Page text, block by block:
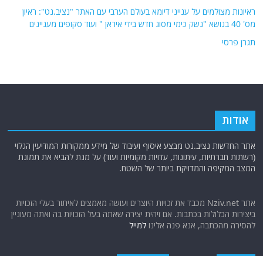
ראיונות מצולמים על ענייני דיומא בעולם הערבי עם האתר "נציב.נט": ראיון
מס' 40 בנושא "נשק כימי מסוג חדש בידי איראן " ועוד סקופים מעניינים
תגרן פרסי
אודות
אתר החדשות נציב.נט מבצע איסוף ועיבוד של מידע ממקורות המודיעין הגלוי
(רשתות חברתיות, עיתונות, עדויות מקומיות ועוד) על מנת להביא את תמונת
המצב המקיפה והמדויקת ביותר של השטח.
אתר Nziv.net מכבד את זכויות היוצרים ועושה מאמצים לאיתור בעלי הזכויות
ביצירות הכלולות בכתבות. אם זיהית יצירה שאתה בעל הזכויות בה ואתה מעוניין
להסירה מהכתבה, אנא פנה אלינולמייל